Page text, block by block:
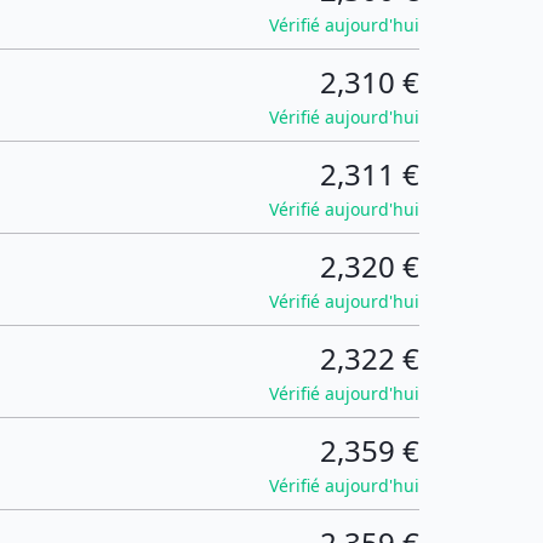
Vérifié aujourd'hui
2,310 €
Vérifié aujourd'hui
2,311 €
Vérifié aujourd'hui
2,320 €
Vérifié aujourd'hui
2,322 €
Vérifié aujourd'hui
2,359 €
Vérifié aujourd'hui